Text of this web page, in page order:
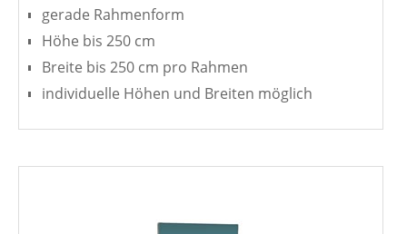
gerade Rahmenform
Höhe bis 250 cm
Breite bis 250 cm pro Rahmen
individuelle Höhen und Breiten möglich